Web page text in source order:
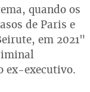
quando os
de Paris e
em 2021"
ex-executivo.